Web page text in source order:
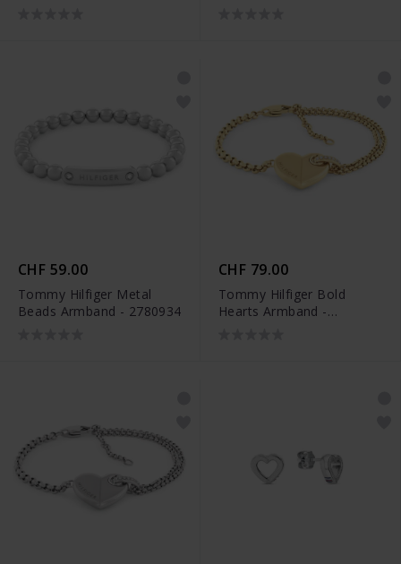
CHF 59.00
Tommy Hilfiger Metal
Beads Armband - 2780934
CHF 79.00
Tommy Hilfiger Bold
Hearts Armband -